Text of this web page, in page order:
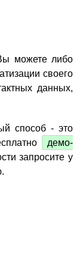
можете либо
своего
данных,
способ - это
демо-
запросите у